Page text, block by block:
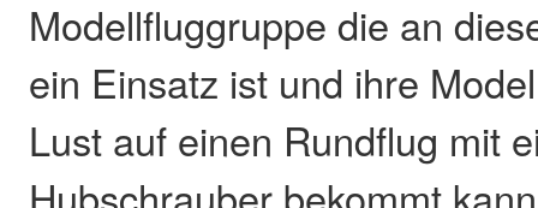
Modellfluggruppe die an
ein Einsatz ist und ihre
Lust auf einen Rundflug mit